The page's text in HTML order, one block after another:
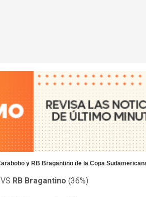
y RB Bragantino de la Copa
RB Bragantino (36%)